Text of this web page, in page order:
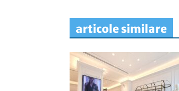
articole similare